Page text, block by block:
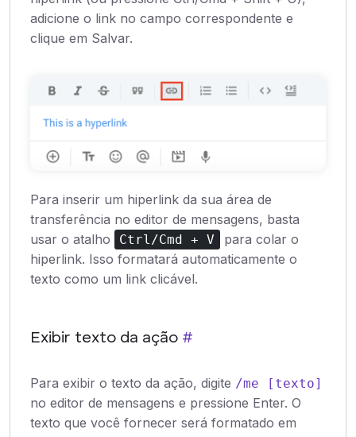
adicione o link no campo correspondente e
clique em Salvar.
Para inserir um hiperlink da sua área de
transferência no editor de mensagens, basta
usar o atalho
Ctrl/Cmd + V
para colar o
hiperlink. Isso formatará automaticamente o
texto como um link clicável.
Exibir texto da ação #
Para exibir o texto da ação, digite /me [texto]
no editor de mensagens e pressione Enter. O
texto que você fornecer será formatado em